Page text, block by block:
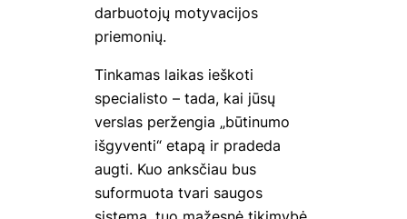
darbuotojų motyvacijos
priemonių.
Tinkamas laikas ieškoti
specialisto – tada, kai jūsų
verslas peržengia „būtinumo
išgyventi“ etapą ir pradeda
augti. Kuo anksčiau bus
suformuota tvari saugos